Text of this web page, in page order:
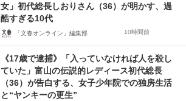
女」初代総長しおりさん（36）が明かす、過
酷すぎる10代
「文春オンライン」編集部 10時間前
《17歳で逮捕》「入っていなければ人を殺し
ていた」富山の伝説的レディース初代総長
（36）が告白する、女子少年院での独房生活
と“ヤンキーの更生”